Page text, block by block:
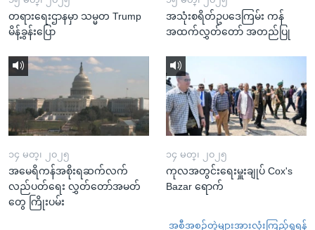
တရားရေးဌာနမှာ သမ္မတ Trump
မိန့်ခွန်းပြော
အသုံးစရိတ်ဥပဒေကြမ်း ကန်
အထက်လွှတ်တော် အတည်ပြု
၁၄ မတ္၊ ၂၀၂၅
အမေရိကန်အစိုးရဆက်လက်
လည်ပတ်ရေး လွှတ်တော်အမတ်
တွေ ကြိုးပမ်း
၁၄ မတ္၊ ၂၀၂၅
ကုလအတွင်းရေးမှူးချုပ် Cox's
Bazar ရောက်
အစီအစဉ်တွဲများအားလုံးကြည့်ရှုရန်